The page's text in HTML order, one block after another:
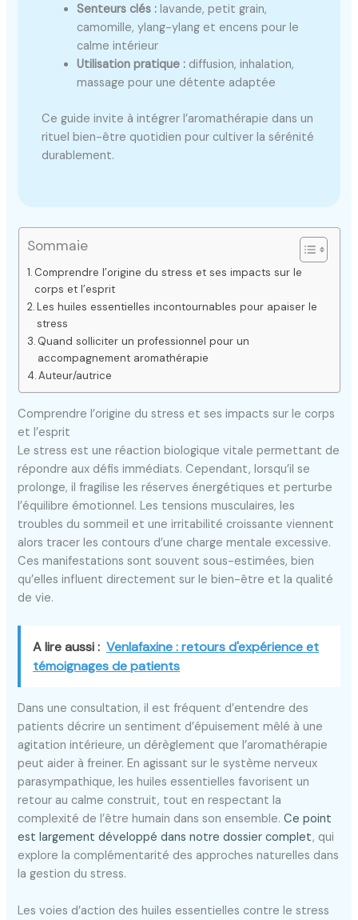
Senteurs clés : lavande, petit grain,
camomille, ylang-ylang et encens pour le
calme intérieur
Utilisation pratique : diffusion, inhalation,
massage pour une détente adaptée
Ce guide invite à intégrer l’aromathérapie dans un
rituel bien-être quotidien pour cultiver la sérénité
durablement.
Sommaie
Comprendre l’origine du stress et ses impacts sur le
corps et l’esprit
Les huiles essentielles incontournables pour apaiser le
stress
Quand solliciter un professionnel pour un
accompagnement aromathérapie
Auteur/autrice
Comprendre l’origine du stress et ses impacts sur le corps
et l’esprit
Le stress est une réaction biologique vitale permettant de
répondre aux défis immédiats. Cependant, lorsqu’il se
prolonge, il fragilise les réserves énergétiques et perturbe
l’équilibre émotionnel. Les tensions musculaires, les
troubles du sommeil et une irritabilité croissante viennent
alors tracer les contours d’une charge mentale excessive.
Ces manifestations sont souvent sous-estimées, bien
qu’elles influent directement sur le bien-être et la qualité
de vie.
A lire aussi : Venlafaxine : retours d'expérience et
témoignages de patients
Dans une consultation, il est fréquent d’entendre des
patients décrire un sentiment d’épuisement mêlé à une
agitation intérieure, un dérèglement que l’aromathérapie
peut aider à freiner. En agissant sur le système nerveux
parasympathique, les huiles essentielles favorisent un
retour au calme construit, tout en respectant la
complexité de l’être humain dans son ensemble.Ce point
est largement développé dans notre dossier complet, qui
explore la complémentarité des approches naturelles dans
la gestion du stress.
Les voies d’action des huiles essentielles contre le stress